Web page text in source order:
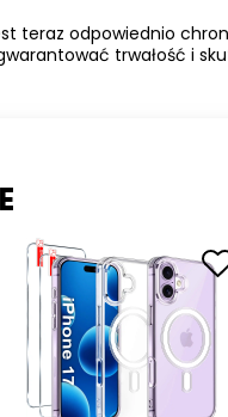
teraz odpowiednio
trwałość i